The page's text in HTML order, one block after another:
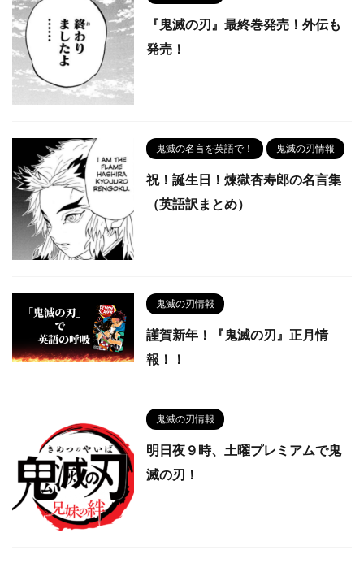
『鬼滅の刃』最終巻発売！外伝も
発売！
鬼滅の名言を英語で！ 鬼滅の刃情報
祝！誕生日！煉獄杏寿郎の名言集
（英語訳まとめ）
鬼滅の刃情報
謹賀新年！『鬼滅の刃』正月情
報！！
鬼滅の刃情報
明日夜９時、土曜プレミアムで鬼
滅の刃！